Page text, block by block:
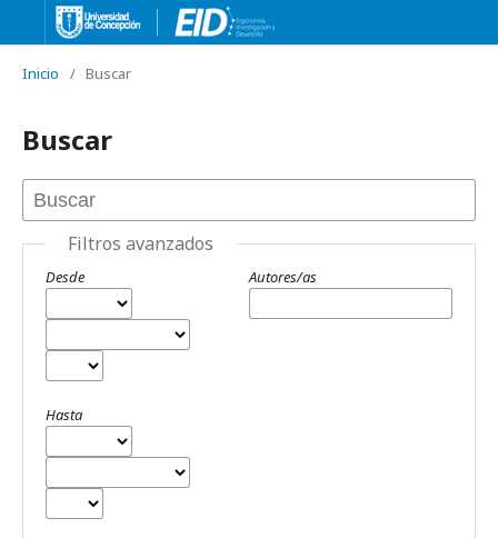
Inicio / Buscar
Buscar
Filtros avanzados
Desde
Hasta
Autores/as